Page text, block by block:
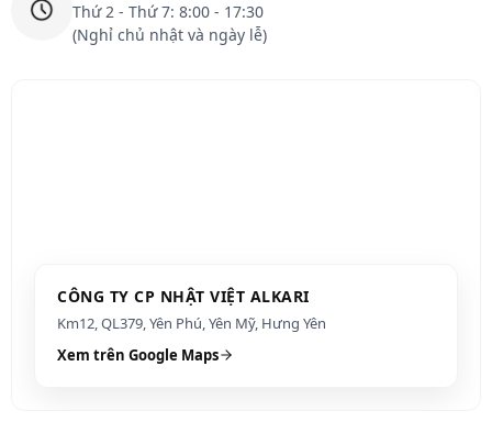
Thứ 2 - Thứ 7: 8:00 - 17:30
(Nghỉ chủ nhật và ngày lễ)
CÔNG TY CP NHẬT VIỆT ALKARI
Km12, QL379, Yên Phú, Yên Mỹ, Hưng Yên
Xem trên Google Maps